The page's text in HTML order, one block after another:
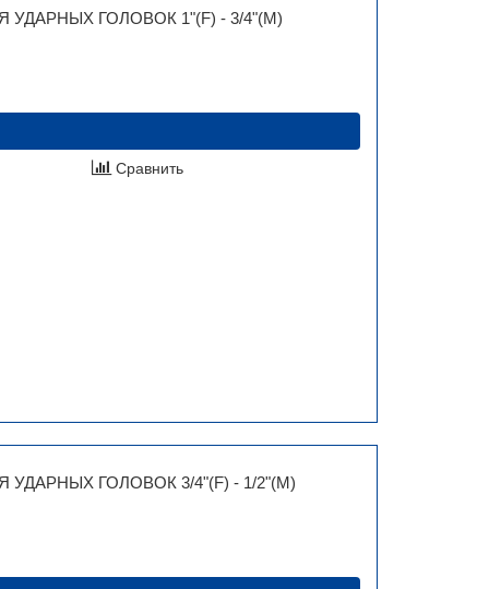
УДАРНЫХ ГОЛОВОК 1"(F) - 3/4"(M)
Сравнить
УДАРНЫХ ГОЛОВОК 3/4"(F) - 1/2"(M)